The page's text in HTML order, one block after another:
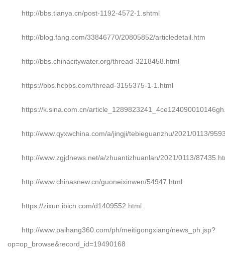
http://bbs.tianya.cn/post-1192-4572-1.shtml
http://blog.fang.com/33846770/20805852/articledetail.htm
http://bbs.chinacitywater.org/thread-3218458.html
https://bbs.hcbbs.com/thread-3155375-1-1.html
https://k.sina.com.cn/
http://www.qyxwchina.com/a/jingji/tebieguanzhu/2021/0113/
http://www.zgjdnews.net/a/zhuantizhuanlan/2021/0113/
http://www.chinasnew.cn/guoneixinwen/54947.html
https://zixun.ibicn.com/d1409552.html
http://www.paihang360.com/ph/meitigongxiang/news_ph.jsp?
op=op_browse&record_id=19490168